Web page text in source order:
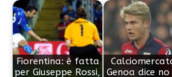
Fiorentina: è fatta
per Giuseppe Rossi,
Genoa dice